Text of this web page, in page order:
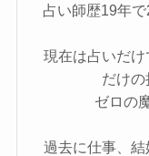
占い師歴19年
現在は占いだ
だけ
ゼロの
過去に仕事、